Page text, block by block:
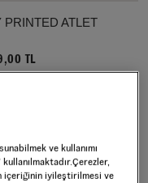
PRINTED ATLET
TL
ve kullanımı
içeriğinin iyileştirilmesi ve